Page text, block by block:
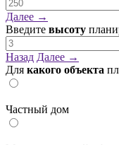
Далее →
Введите высоту
Назад Далее →
Для какого объекта
Частный дом